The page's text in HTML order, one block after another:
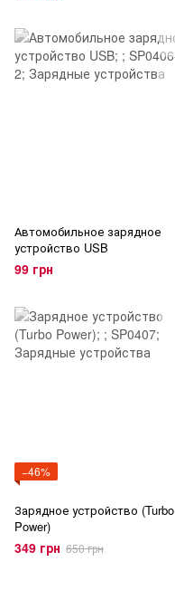
Автомобильное зарядное
устройство USB
99 грн
−46%
Зарядное устройство (Turbo
Power)
349 грн 650 грн